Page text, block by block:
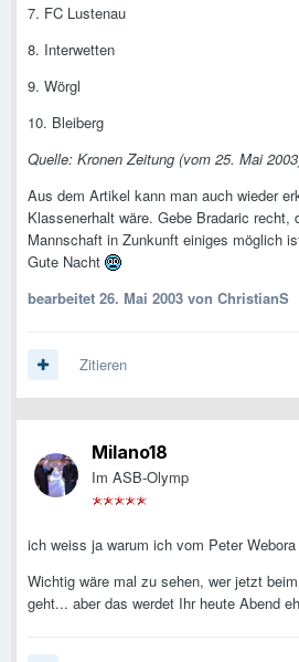
7. FC Lustenau
8. Interwetten
9. Wörgl
10. Bleiberg
Quelle: Kronen Zeitung (vom 25. Mai
Aus dem Artikel kann man auch wieder
Klassenerhalt wäre. Gebe Bradaric recht,
Mannschaft in Zunkunft einiges möglich
Gute Nacht
bearbeitet 26. Mai 2003 von ChristianS
Zitieren
Milano18
Im ASB-Olymp
ich weiss ja warum ich vom Peter
Wichtig wäre mal zu sehen, wer jetzt
geht... aber das werdet Ihr heute Abend